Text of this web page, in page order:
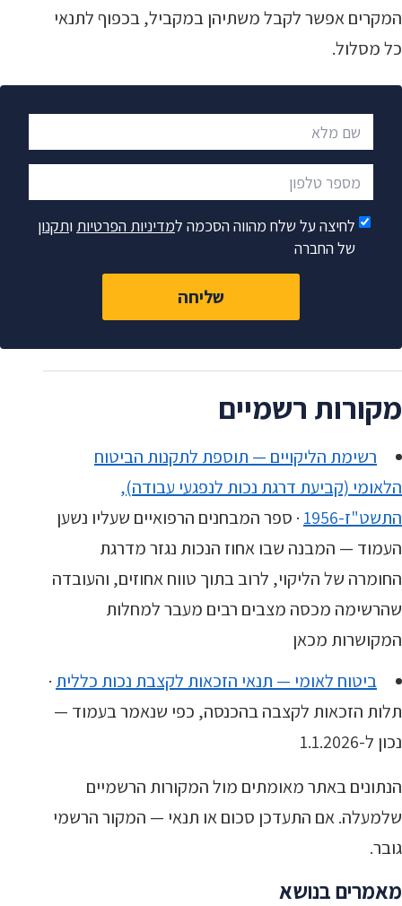
המקרים אפשר לקבל משתיהן במקביל, בכפוף לתנאי
כל מסלול.
שם מלא
מספר טלפון
לחיצה על שלח מהווה הסכמה למדיניות הפרטיות ותקנון
של החברה
שליחה
מקורות רשמיים
רשימת הליקויים — תוספת לתקנות הביטוח
הלאומי (קביעת דרגת נכות לנפגעי עבודה),
התשט"ז-1956
· ספר המבחנים הרפואיים שעליו נשען
העמוד — המבנה שבו אחוז הנכות נגזר מדרגת
החומרה של הליקוי, לרוב בתוך טווח אחוזים, והעובדה
שהרשימה מכסה מצבים רבים מעבר למחלות
המקושרות מכאן
ביטוח לאומי — תנאי הזכאות לקצבת נכות כללית ·
תלות הזכאות לקצבה בהכנסה, כפי שנאמר בעמוד —
נכון ל-1.1.2026
הנתונים באתר מאומתים מול המקורות הרשמיים
שלמעלה. אם התעדכן סכום או תנאי — המקור הרשמי
גובר.
מאמרים בנושא